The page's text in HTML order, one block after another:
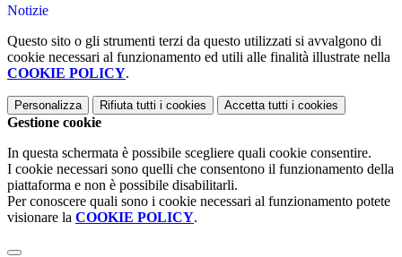
Notizie
Questo sito o gli strumenti terzi da questo utilizzati si avvalgono di
cookie necessari al funzionamento ed utili alle finalità illustrate nella
COOKIE POLICY.
Personalizza Rifiuta tutti i cookies Accetta tutti i cookies
Gestione cookie
In questa schermata è possibile scegliere quali cookie consentire.
I cookie necessari sono quelli che consentono il funzionamento della
piattaforma e non è possibile disabilitarli.
Per conoscere quali sono i cookie necessari al funzionamento potete
visionare la COOKIE POLICY.